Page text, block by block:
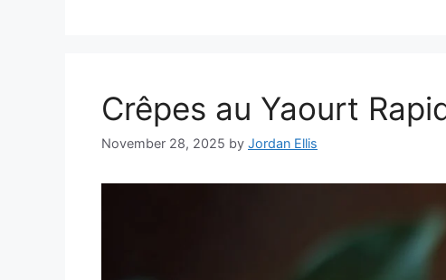
Crêpes au Yaourt
November 28, 2025 by Jordan Ellis